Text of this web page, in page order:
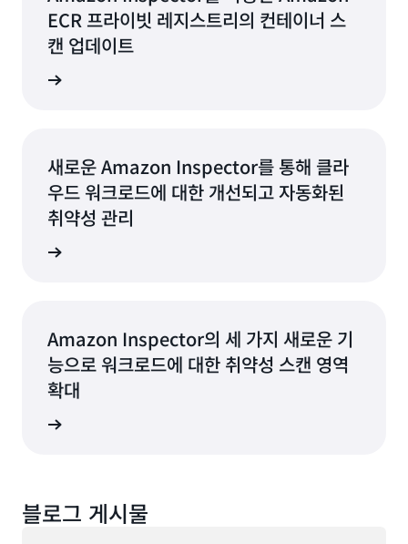
ECR 프라이빗 레지스트리의 컨테이너 스
캔 업데이트
새로운 Amazon Inspector를 통해 클라
우드 워크로드에 대한 개선되고 자동화된
취약성 관리
Amazon Inspector의 세 가지 새로운 기
능으로 워크로드에 대한 취약성 스캔 영역
확대
블로그 게시물